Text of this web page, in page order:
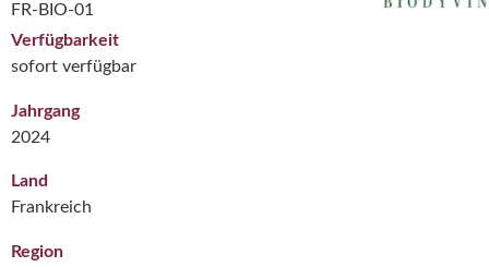
FR-BIO-01
Verfügbarkeit
sofort verfügbar
Jahrgang
2024
Land
Frankreich
Region